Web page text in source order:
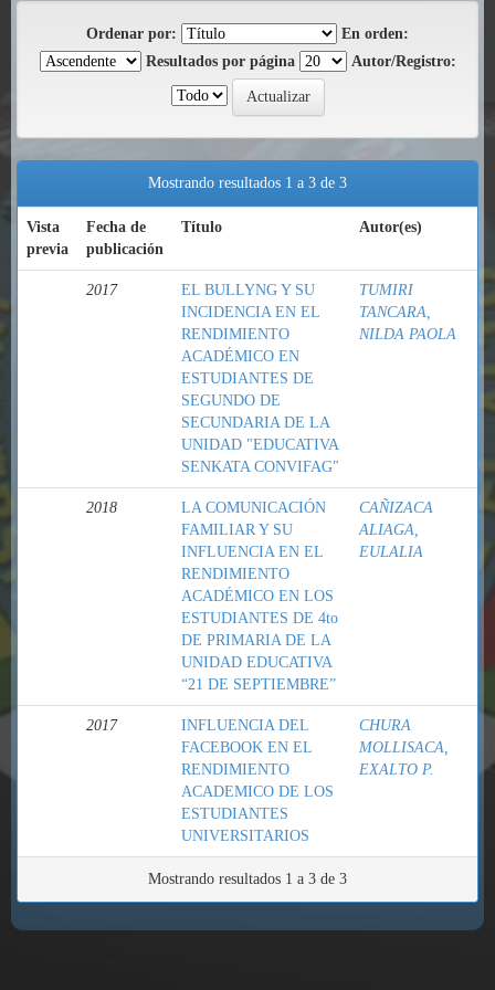
Ordenar por:
En orden:
Resultados por página
Autor/Registro:
Mostrando resultados 1 a 3 de 3
Vista
previa
Fecha de
publicación
Título Autor(es)
2017
EL BULLYNG Y SU
INCIDENCIA EN EL
RENDIMIENTO
ACADÉMICO EN
ESTUDIANTES DE
SEGUNDO DE
SECUNDARIA DE LA
UNIDAD "EDUCATIVA
SENKATA CONVIFAG"
TUMIRI
TANCARA,
NILDA PAOLA
2018
LA COMUNICACIÓN
FAMILIAR Y SU
INFLUENCIA EN EL
RENDIMIENTO
ACADÉMICO EN LOS
ESTUDIANTES DE 4to
DE PRIMARIA DE LA
UNIDAD EDUCATIVA
“21 DE SEPTIEMBRE”
CAÑIZACA
ALIAGA,
EULALIA
2017
INFLUENCIA DEL
FACEBOOK EN EL
RENDIMIENTO
ACADEMICO DE LOS
ESTUDIANTES
UNIVERSITARIOS
CHURA
MOLLISACA,
EXALTO P.
Mostrando resultados 1 a 3 de 3